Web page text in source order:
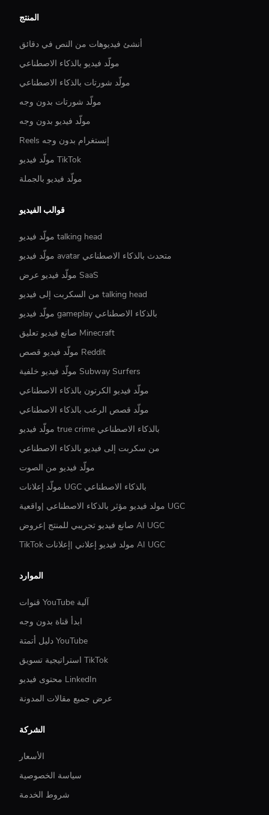
المنتج
أنشئ فيديوهات من النص في دقائق
مولّد فيديو بالذكاء الاصطناعي
مولّد شورتات بالذكاء الاصطناعي
مولّد شورتات بدون وجه
مولّد فيديو بدون وجه
Reels إنستغرام بدون وجه
مولّد فيديو TikTok
مولّد فيديو بالجملة
قوالب الفيديو
مولّد فيديو talking head
مولّد فيديو avatar متحدث بالذكاء الاصطناعي
مولّد فيديو عرض SaaS
من السكربت إلى فيديو talking head
مولّد فيديو gameplay بالذكاء الاصطناعي
صانع فيديو تعليق Minecraft
مولّد فيديو قصص Reddit
مولّد فيديو خلفية Subway Surfers
مولّد فيديو الكرتون بالذكاء الاصطناعي
مولّد قصص الرعب بالذكاء الاصطناعي
مولّد فيديو true crime بالذكاء الاصطناعي
من سكربت إلى فيديو بالذكاء الاصطناعي
مولّد فيديو من الصوت
مولّد إعلانات UGC بالذكاء الاصطناعي
مولد فيديو مؤثر بالذكاء الاصطناعي |واقعية UGC
صانع فيديو تجريبي للمنتج |عروض AI UGC
TikTok مولد فيديو إعلاني |إعلانات AI UGC
الموارد
قنوات YouTube آلية
ابدأ قناة بدون وجه
دليل أتمتة YouTube
استراتيجية تسويق TikTok
محتوى فيديو LinkedIn
عرض جميع مقالات المدونة
الشركة
الأسعار
سياسة الخصوصية
شروط الخدمة